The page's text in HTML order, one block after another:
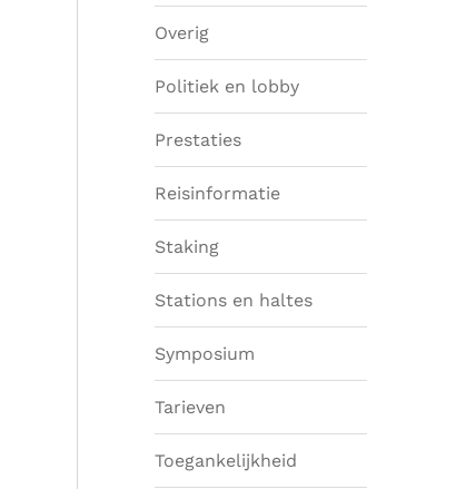
Overig
Politiek en lobby
Prestaties
Reisinformatie
Staking
Stations en haltes
Symposium
Tarieven
Toegankelijkheid